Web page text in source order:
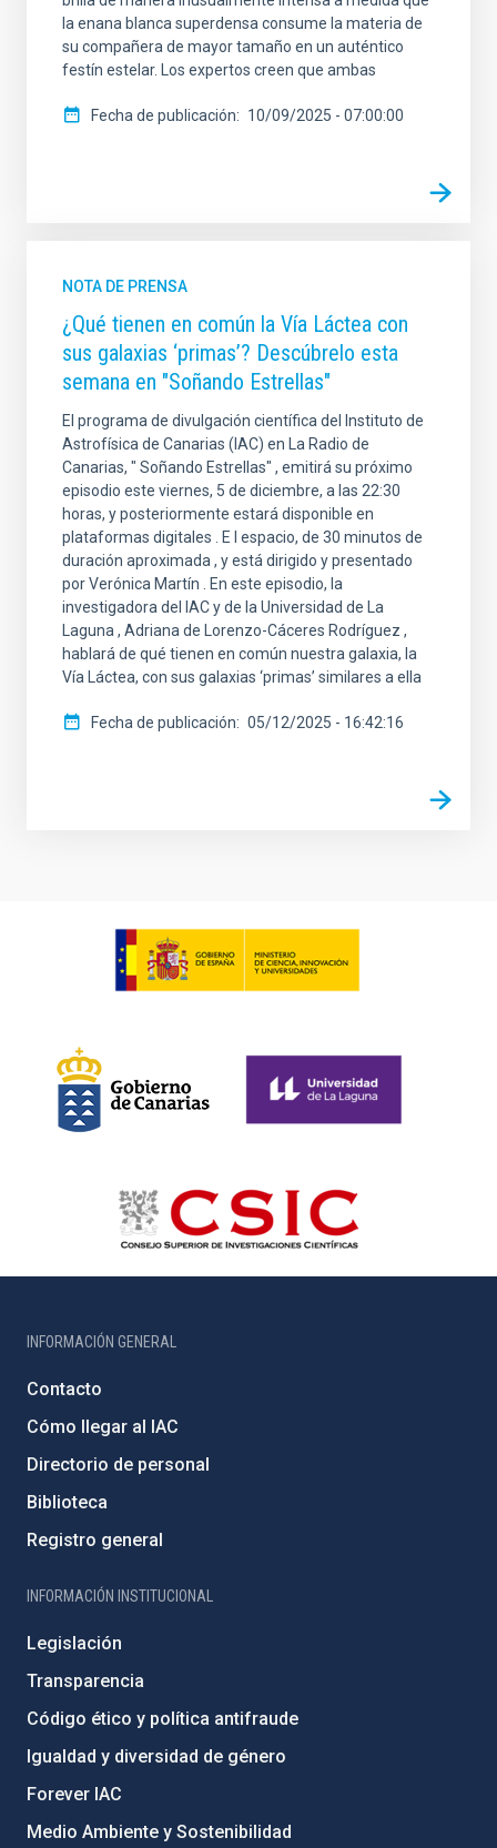
la enana blanca superdensa consume la materia de
su compañera de mayor tamaño en un auténtico
festín estelar. Los expertos creen que ambas
Fecha de publicación 10/09/2025 - 07:00:00
NOTA DE PRENSA
¿Qué tienen en común la Vía Láctea con
sus galaxias ‘primas’? Descúbrelo esta
semana en "Soñando Estrellas"
El programa de divulgación científica del Instituto de
Astrofísica de Canarias (IAC) en La Radio de
Canarias, " Soñando Estrellas" , emitirá su próximo
episodio este viernes, 5 de diciembre, a las 22:30
horas, y posteriormente estará disponible en
plataformas digitales . E l espacio, de 30 minutos de
duración aproximada , y está dirigido y presentado
por Verónica Martín . En este episodio, la
investigadora del IAC y de la Universidad de La
Laguna , Adriana de Lorenzo-Cáceres Rodríguez ,
hablará de qué tienen en común nuestra galaxia, la
Vía Láctea, con sus galaxias ‘primas’ similares a ella
Fecha de publicación 05/12/2025 - 16:42:16
INFORMACIÓN GENERAL
Contacto
Cómo llegar al IAC
Directorio de personal
Biblioteca
Registro general
INFORMACIÓN INSTITUCIONAL
Legislación
Transparencia
Código ético y política antifraude
Igualdad y diversidad de género
Forever IAC
Medio Ambiente y Sostenibilidad